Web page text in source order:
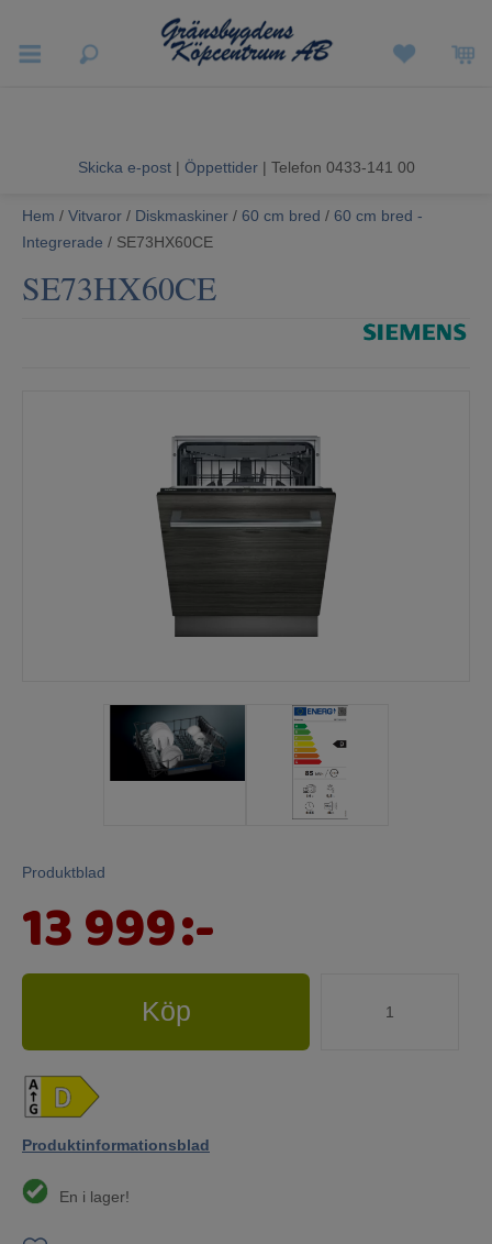
Sommarrea
Vitvaror
Skicka e-post | Öppettider| Telefon 0433-141 00
Hem / Vitvaror / Diskmaskiner / 60 cm bred / 60 cm bred -
Integrerade / SE73HX60CE
SE73HX60CE
Produktblad
13 999:-
Köp
Produktinformationsblad
En i lager!